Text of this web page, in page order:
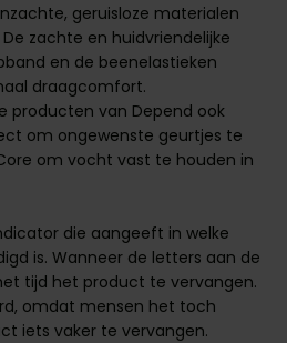
geruisloze materialen
zachte en huidvriendelijke
en de beenelastieken
draagcomfort.
producten van Depend ook
om ongewenste geurtjes te
om vocht vast te houden in
die aangeeft in welke
is. Wanneer de letters aan de
tijd het product te vervangen.
omdat mensen het toch
iets vaker te vervangen.